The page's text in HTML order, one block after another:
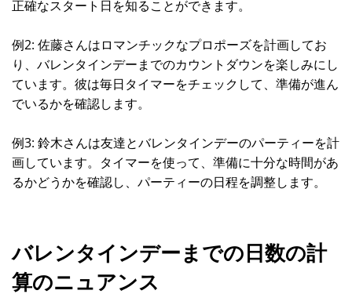
正確なスタート日を知ることができます。
例2: 佐藤さんはロマンチックなプロポーズを計画してお
り、バレンタインデーまでのカウントダウンを楽しみにし
ています。彼は毎日タイマーをチェックして、準備が進ん
でいるかを確認します。
例3: 鈴木さんは友達とバレンタインデーのパーティーを計
画しています。タイマーを使って、準備に十分な時間があ
るかどうかを確認し、パーティーの日程を調整します。
バレンタインデーまでの日数の計
算のニュアンス